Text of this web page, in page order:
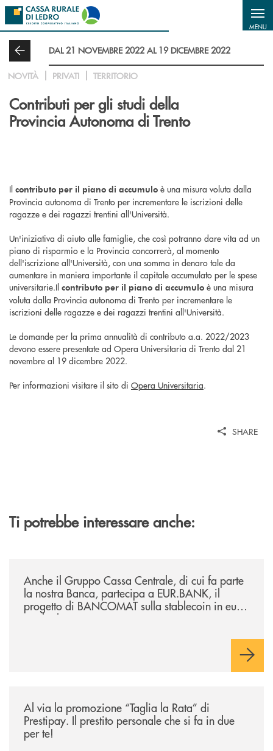
Salta al contenuto principale
MENU
DAL 21 NOVEMBRE 2022 AL 19 DICEMBRE 2022
NOVITÀ PRIVATI TERRITORIO
Contributi per gli studi della
Provincia Autonoma di Trento
Il contributo per il piano di accumulo è una misura voluta dalla
Provincia autonoma di Trento per incrementare le iscrizioni delle
ragazze e dei ragazzi trentini all'Università.
Un'iniziativa di aiuto alle famiglie, che così potranno dare vita ad un
piano di risparmio e la Provincia concorrerà, al momento
dell'iscrizione all'Università, con una somma in denaro tale da
aumentare in maniera importante il capitale accumulato per le spese
universitarie.Il contributo per il piano di accumulo è una misura
voluta dalla Provincia autonoma di Trento per incrementare le
iscrizioni delle ragazze e dei ragazzi trentini all'Università.
Le domande per la prima annualità di contributo a.a. 2022/2023
devono essere presentate ad Opera Universitaria di Trento dal 21
novembre al 19 dicembre 2022.
Per informazioni visitare il sito di Opera Universitaria.
SHARE
Ti potrebbe interessare anche:
Anche il Gruppo Cassa Centrale, di cui fa parte
la nostra Banca, partecipa a EUR.BANK, il
progetto di BANCOMAT sulla stablecoin in euro
e sul relativo ecosistema
Al via la promozione “Taglia la Rata” di
Prestipay. Il prestito personale che si fa in due
per te!